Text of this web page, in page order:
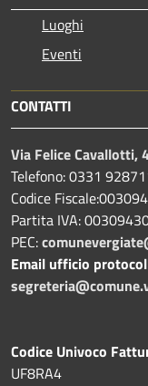
Luoghi
Eventi
CONTATTI
Via Felice Cavallotti,
Telefono: 0331
Codice
Partita IVA:
PEC:
Email ufficio
Codice Univoco
UF8RA4